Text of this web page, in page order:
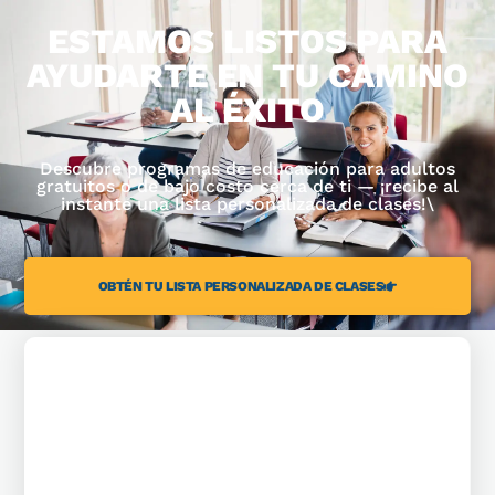
ESTAMOS LISTOS PARA
AYUDARTE EN TU CAMINO
AL ÉXITO
Descubre programas de educación para adultos
gratuitos o de bajo costo cerca de ti — ¡recibe al
instante una lista personalizada de clases!\
OBTÉN TU LISTA PERSONALIZADA DE CLASES